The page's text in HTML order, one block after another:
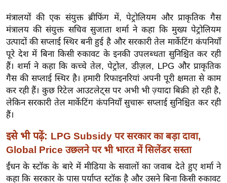
-
पे
प
र
मि
सा
ल
बे
मि
ल
मंत्रालयों की एक संयुक्त ब्रीफिंग में, पेट्रोलियम और प्राकृतिक गैस
मंत्रालय की संयुक्त सचिव सुजाता शर्मा ने कहा कि मुख्य पेट्रोलियम
उत्पादों की सप्लाई स्थिर बनी हुई है और सरकारी तेल मार्केटिंग कंपनियाँ
पूरे देश में बिना किसी रुकावट के इनकी उपलब्धता सुनिश्चित कर रही
हैं। शर्मा ने कहा कि कच्चे तेल, पेट्रोल, डीज़ल, LPG और प्राकृतिक
गैस की सप्लाई स्थिर है। हमारी रिफाइनरियां अपनी पूरी क्षमता से काम
कर रही हैं। कुछ रिटेल आउटलेट्स पर अभी भी ज़्यादा बिक्री हो रही है,
लेकिन सरकारी तेल मार्केटिंग कंपनियाँ सुचारू सप्लाई सुनिश्चित कर रही
हैं।
इसे भी पढ़ें: LPG Subsidy पर सरकार का बड़ा दावा,
Global Price उछलने पर भी भारत में सिलेंडर सस्ता
ईंधन के स्टॉक के बारे में मीडिया के सवालों का जवाब देते हुए शर्मा ने
कहा कि सरकार के पास पर्याप्त स्टॉक है और उसने बिना किसी रुकावट